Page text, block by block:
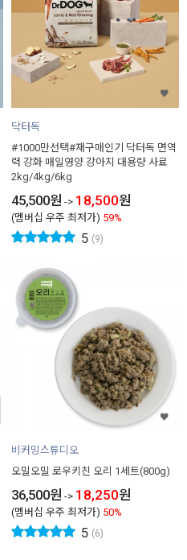
닥터독
#1000만선택#재구매인기 닥터독 면역
력 강화 매일영양 강아지 대용량 사료
2kg/4kg/6kg
45,500원 -> 18,500원
(멤버십 우주 최저가) 59%
5 (9)
비커밍스튜디오
오밀오밀 로우키친 오리 1세트(800g)
36,500원 -> 18,250원
(멤버십 우주 최저가) 50%
5 (6)